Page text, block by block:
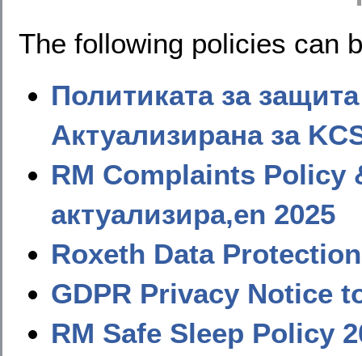
The following policies can
Политиката за
Актуализирана за
RM Complaints Policy
актуализира,en 2025
Roxeth Data
GDPR Privacy Notice
RM Safe Sleep Policy